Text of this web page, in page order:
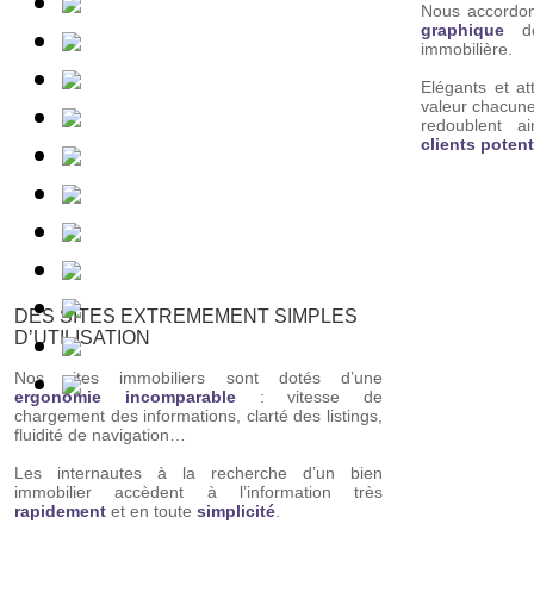
Nous
graphique
immobilière.
Elégants et
valeur
redoublent
clients
DES SITES EXTREMEMENT SIMPLES
D’UTILISATION
Nos sites immobiliers sont dotés d’une
ergonomie incomparable: vitesse de
chargement des informations, clarté des listings,
fluidité de navigation…
Les internautes à la recherche d’un bien
immobilier accèdent à l’information très
rapidement et en toute simplicité